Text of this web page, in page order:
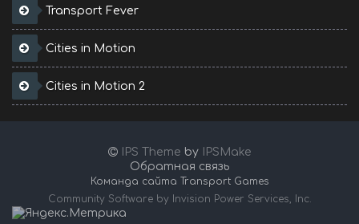
Transport Fever
Cities in Motion
Cities in Motion 2
IPS Theme by
IPSMake
Обратная связь
Команда сайта Transport Games
Community Software by Invision Power Services, Inc.